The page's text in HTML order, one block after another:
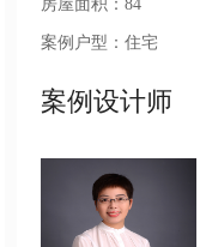
房屋面积：84
案例户型：住宅
案例设计师